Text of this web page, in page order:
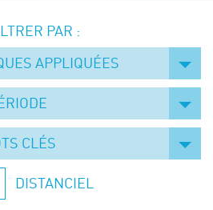
Transfer Catalysis for
15 and 16, 2026
CONFERENCE ON GREEN
PAR :
APPLIQUÉES
CLÉS
DISTANCIEL